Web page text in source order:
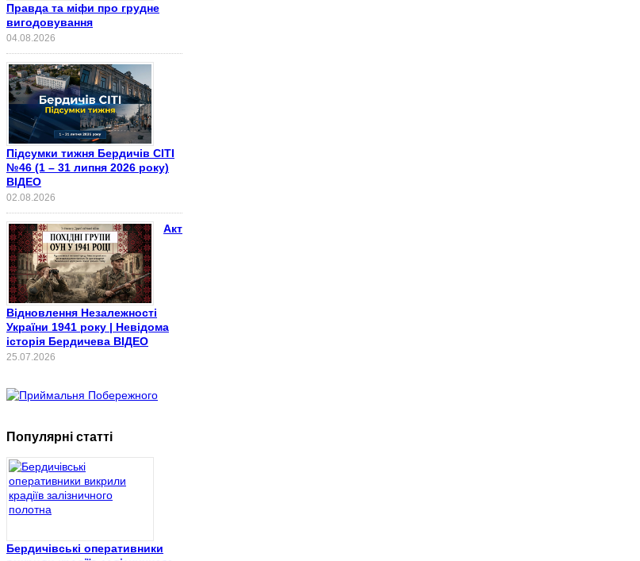
Правда та міфи про грудне
вигодовування
04.08.2026
Підсумки тижня Бердичів СІТІ
№46 (1 – 31 липня 2026 року)
ВІДЕО
02.08.2026
Акт
Відновлення Незалежності
України 1941 року | Невідома
історія Бердичева ВІДЕО
25.07.2026
Популярні статті
Бердичівські оперативники